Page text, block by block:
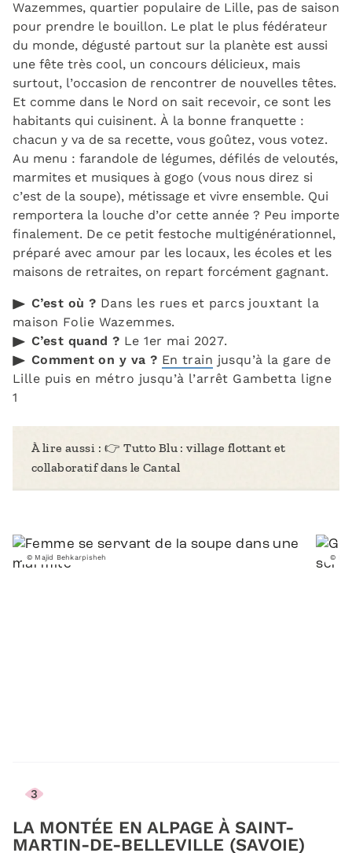
Wazemmes, quartier populaire de Lille, pas de saison
pour prendre le bouillon. Le plat le plus fédérateur
du monde, dégusté partout sur la planète est aussi
une fête très cool, un concours délicieux, mais
surtout, l’occasion de rencontrer de nouvelles têtes.
Et comme dans le Nord on sait recevoir, ce sont les
habitants qui cuisinent. À la bonne franquette :
chacun y va de sa recette, vous goûtez, vous votez.
Au menu : farandole de légumes, défilés de veloutés,
marmites et musiques à gogo (vous nous direz si
c’est de la soupe), métissage et vivre ensemble. Qui
remportera la louche d’or cette année ? Peu importe
finalement. De ce petit festoche multigénérationnel,
préparé avec amour par les locaux, les écoles et les
maisons de retraites, on repart forcément gagnant.
C’est où ? Dans les rues et parcs jouxtant la
maison Folie Wazemmes.
C’est quand ? Le 1er mai 2027.
Comment on y va ? En train jusqu’à la gare de
Lille puis en métro jusqu’à l’arrêt Gambetta ligne
1
À lire aussi : 👉 Tutto Blu : village flottant et
collaboratif dans le Cantal
© Majid Behkarpisheh ©
3
LA MONTÉE EN ALPAGE À SAINT-
MARTIN-DE-BELLEVILLE (SAVOIE)